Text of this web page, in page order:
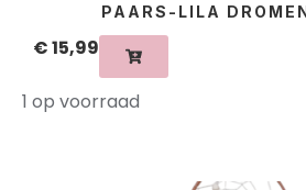
PAARS-LILA
€15,99
1 op voorraad